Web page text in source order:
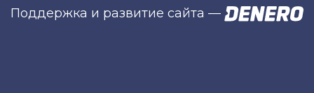
Поддержка и развитие сайта —